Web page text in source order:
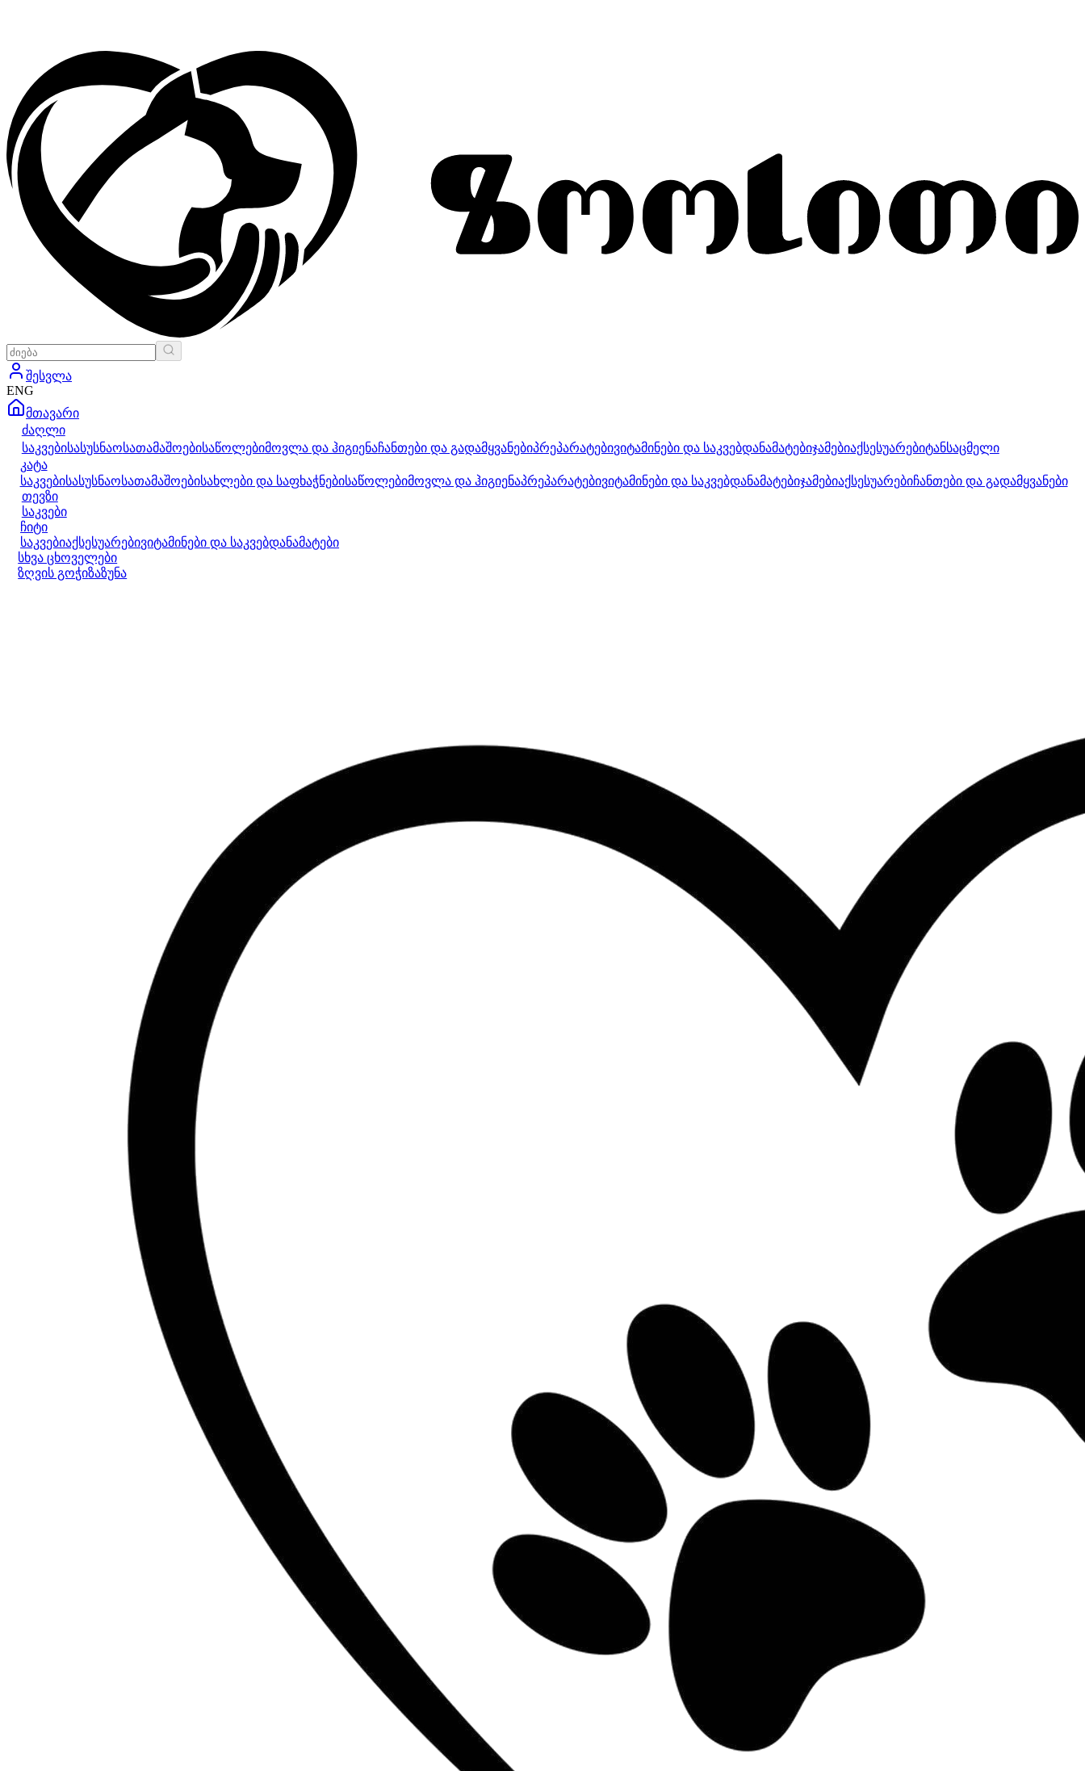
შესვლა
ENG
მთავარი
ძაღლი
საკვებისასუსნაოსათამაშოებისაწოლებიმოვლა და ჰიგიენაჩანთები და გადამყვანებიპრეპარატებივიტამინები და საკვებდანამატებიჯამებიაქსესუარებიტანსაცმელი
კატა
საკვებისასუსნაოსათამაშოებისახლები და საფხაჭნებისაწოლებიმოვლა და ჰიგიენაპრეპარატებივიტამინები და საკვებდანამატებიჯამებიაქსესუარებიჩანთები და გადამყვანები
თევზი
საკვები
ჩიტი
საკვებიაქსესუარებივიტამინები და საკვებდანამატები
სხვა ცხოველები
ზღვის გოჭიზაზუნა